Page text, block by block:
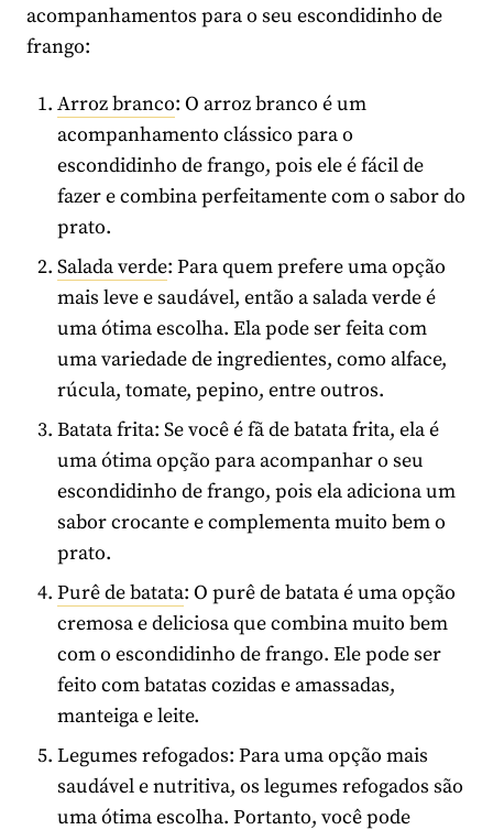
acompanhamentos para o seu escondidinho de
frango:
Arroz branco: O arroz branco é um
acompanhamento clássico para o
escondidinho de frango, pois ele é fácil de
fazer e combina perfeitamente com o sabor do
prato.
Salada verde: Para quem prefere uma opção
mais leve e saudável, então a salada verde é
uma ótima escolha. Ela pode ser feita com
uma variedade de ingredientes, como alface,
rúcula, tomate, pepino, entre outros.
Batata frita: Se você é fã de batata frita, ela é
uma ótima opção para acompanhar o seu
escondidinho de frango, pois ela adiciona um
sabor crocante e complementa muito bem o
prato.
Purê de batata: O purê de batata é uma opção
cremosa e deliciosa que combina muito bem
com o escondidinho de frango. Ele pode ser
feito com batatas cozidas e amassadas,
manteiga e leite.
Legumes refogados: Para uma opção mais
saudável e nutritiva, os legumes refogados são
uma ótima escolha. Portanto, você pode